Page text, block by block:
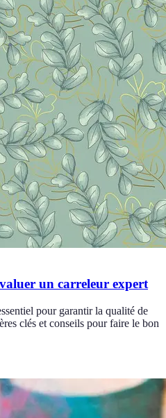
un carreleur expert
pour garantir la qualité de
clés et conseils pour faire le bon